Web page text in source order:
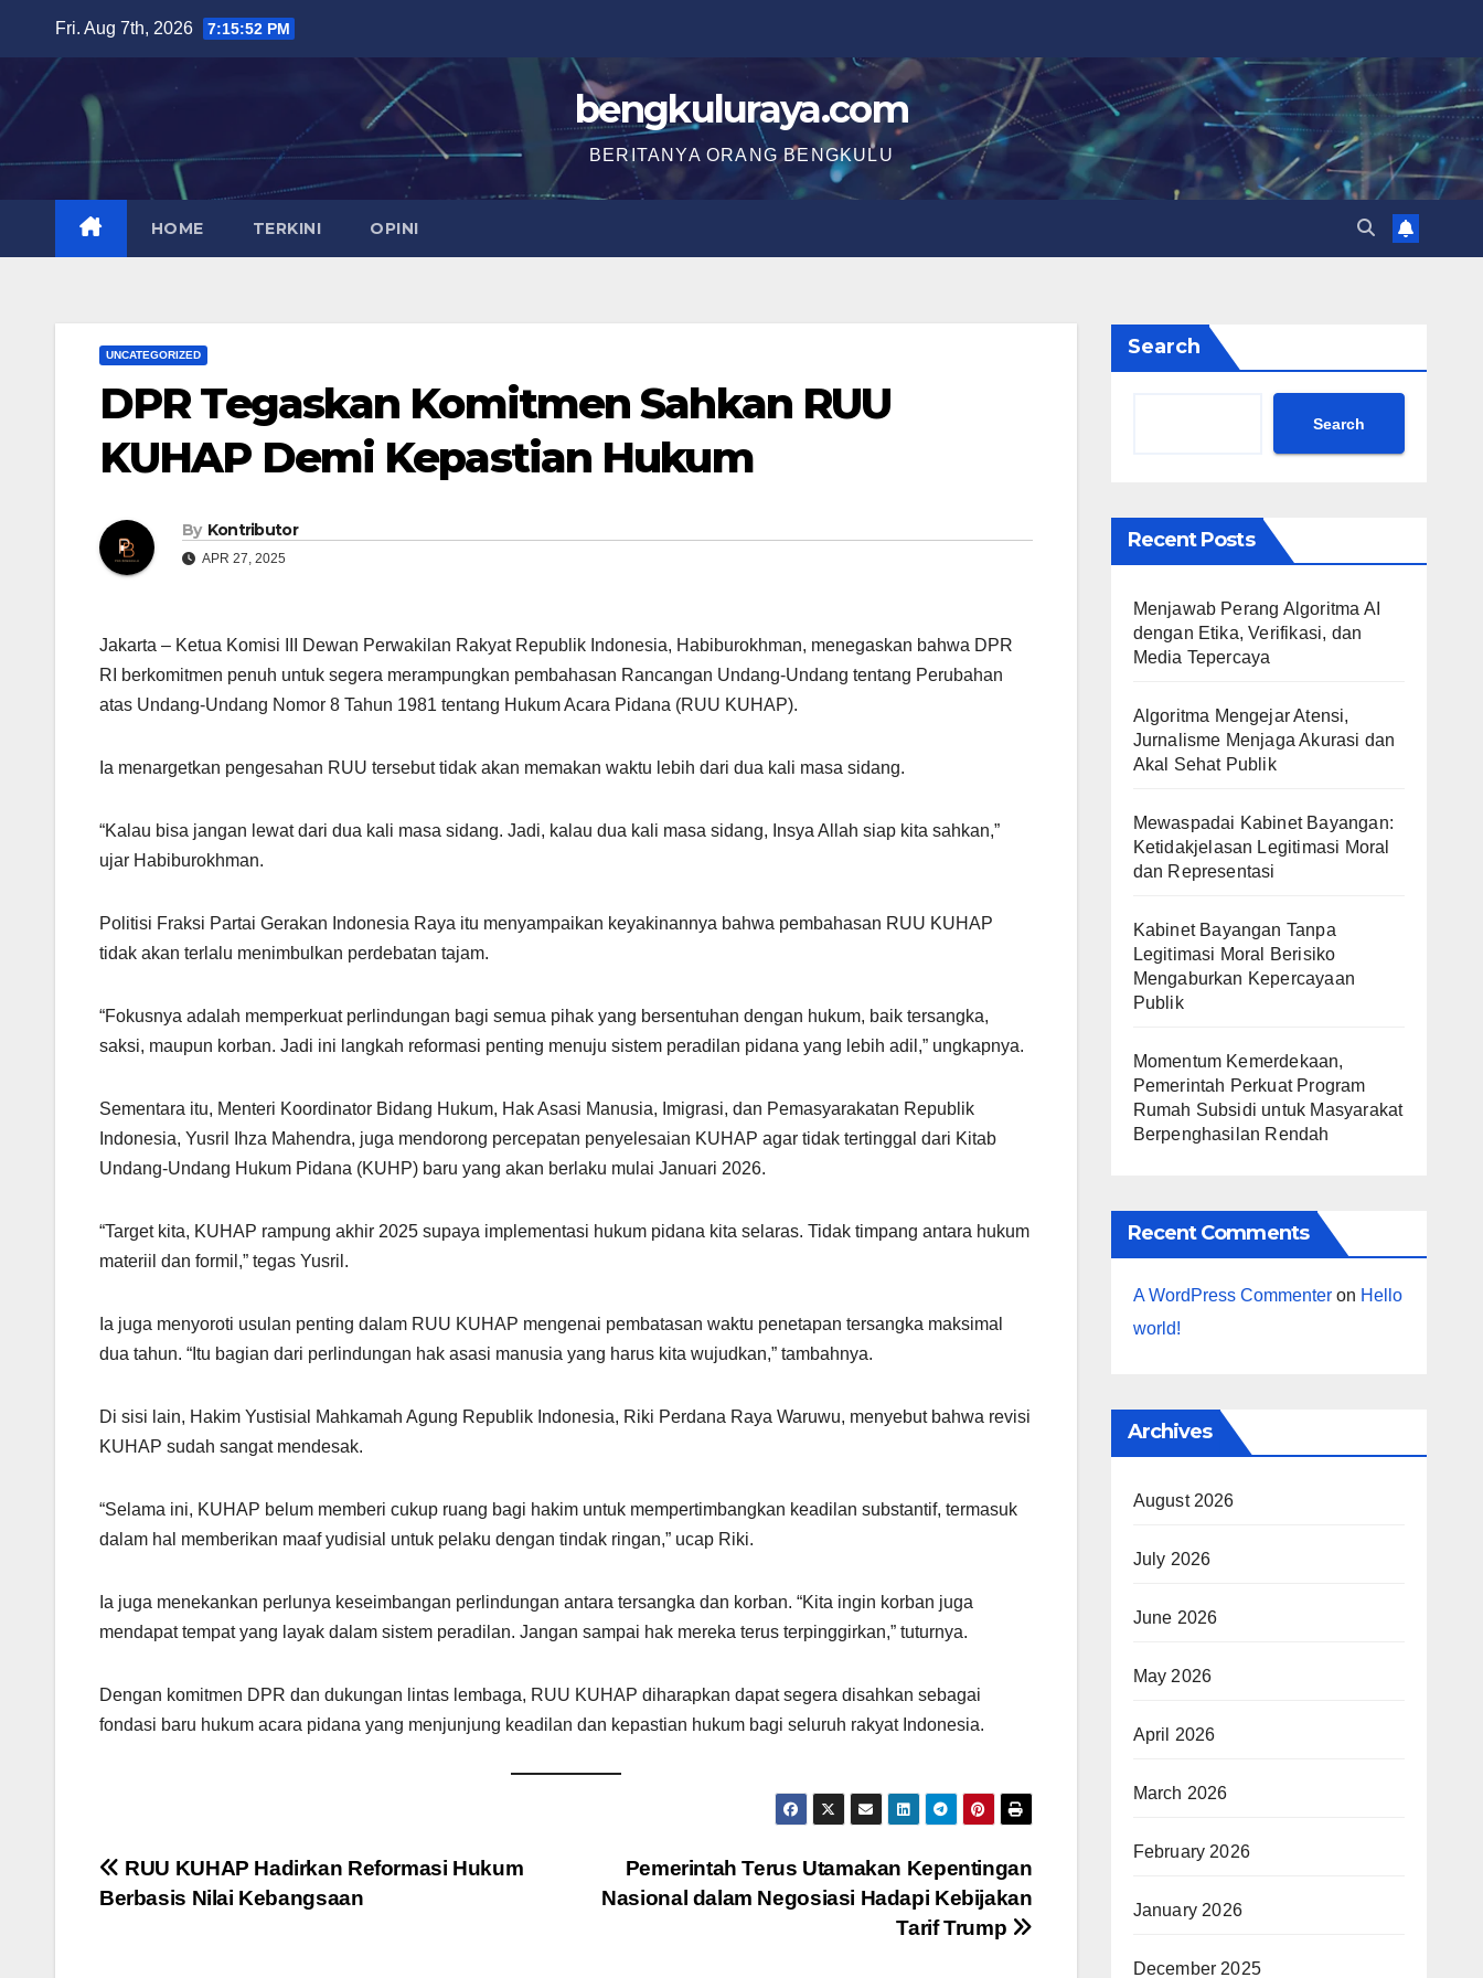
content
Fri. Aug 7th, 2026 7:15:53 PM
bengkuluraya.com
BERITANYA ORANG BENGKULU
HOME TERKINI OPINI
UNCATEGORIZED
DPR Tegaskan Komitmen Sahkan RUU
KUHAP Demi Kepastian Hukum
By Kontributor
APR 27, 2025
Jakarta – Ketua Komisi III Dewan Perwakilan Rakyat Republik Indonesia, Habiburokhman, menegaskan bahwa DPR
RI berkomitmen penuh untuk segera merampungkan pembahasan Rancangan Undang-Undang tentang Perubahan
atas Undang-Undang Nomor 8 Tahun 1981 tentang Hukum Acara Pidana (RUU KUHAP).
Ia menargetkan pengesahan RUU tersebut tidak akan memakan waktu lebih dari dua kali masa sidang.
“Kalau bisa jangan lewat dari dua kali masa sidang. Jadi, kalau dua kali masa sidang, Insya Allah siap kita sahkan,”
ujar Habiburokhman.
Politisi Fraksi Partai Gerakan Indonesia Raya itu menyampaikan keyakinannya bahwa pembahasan RUU KUHAP
tidak akan terlalu menimbulkan perdebatan tajam.
“Fokusnya adalah memperkuat perlindungan bagi semua pihak yang bersentuhan dengan hukum, baik tersangka,
saksi, maupun korban. Jadi ini langkah reformasi penting menuju sistem peradilan pidana yang lebih adil,” ungkapnya.
Sementara itu, Menteri Koordinator Bidang Hukum, Hak Asasi Manusia, Imigrasi, dan Pemasyarakatan Republik
Indonesia, Yusril Ihza Mahendra, juga mendorong percepatan penyelesaian KUHAP agar tidak tertinggal dari Kitab
Undang-Undang Hukum Pidana (KUHP) baru yang akan berlaku mulai Januari 2026.
“Target kita, KUHAP rampung akhir 2025 supaya implementasi hukum pidana kita selaras. Tidak timpang antara hukum
materiil dan formil,” tegas Yusril.
Ia juga menyoroti usulan penting dalam RUU KUHAP mengenai pembatasan waktu penetapan tersangka maksimal
dua tahun. “Itu bagian dari perlindungan hak asasi manusia yang harus kita wujudkan,” tambahnya.
Di sisi lain, Hakim Yustisial Mahkamah Agung Republik Indonesia, Riki Perdana Raya Waruwu, menyebut bahwa revisi
KUHAP sudah sangat mendesak.
“Selama ini, KUHAP belum memberi cukup ruang bagi hakim untuk mempertimbangkan keadilan substantif, termasuk
dalam hal memberikan maaf yudisial untuk pelaku dengan tindak ringan,” ucap Riki.
Ia juga menekankan perlunya keseimbangan perlindungan antara tersangka dan korban. “Kita ingin korban juga
mendapat tempat yang layak dalam sistem peradilan. Jangan sampai hak mereka terus terpinggirkan,” tuturnya.
Dengan komitmen DPR dan dukungan lintas lembaga, RUU KUHAP diharapkan dapat segera disahkan sebagai
fondasi baru hukum acara pidana yang menjunjung keadilan dan kepastian hukum bagi seluruh rakyat Indonesia.
Post
Pemerintah Terus Utamakan Kepentingan
Nasional dalam Negosiasi Hadapi Kebijakan
Tarif Trump
RUU KUHAP Hadirkan Reformasi Hukum
Berbasis Nilai Kebangsaan
Search
Search
Recent Posts
Menjawab Perang Algoritma AI
dengan Etika, Verifikasi, dan
Media Tepercaya
Algoritma Mengejar Atensi,
Jurnalisme Menjaga Akurasi dan
Akal Sehat Publik
Mewaspadai Kabinet Bayangan:
Ketidakjelasan Legitimasi Moral
dan Representasi
Kabinet Bayangan Tanpa
Legitimasi Moral Berisiko
Mengaburkan Kepercayaan
Publik
Momentum Kemerdekaan,
Pemerintah Perkuat Program
Rumah Subsidi untuk Masyarakat
Berpenghasilan Rendah
Recent Comments
A WordPress Commenteron Hello
world!
Archives
August 2026
July 2026
June 2026
May 2026
April 2026
March 2026
February 2026
January 2026
December 2025